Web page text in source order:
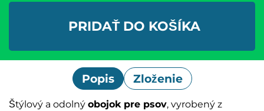
PRIDAŤ DO KOŠÍKA
Popis Zloženie
Štýlový a odolný obojok pre psov, vyrobený z